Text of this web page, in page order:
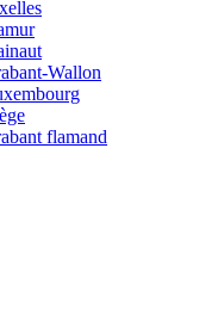
Wallon
flamand